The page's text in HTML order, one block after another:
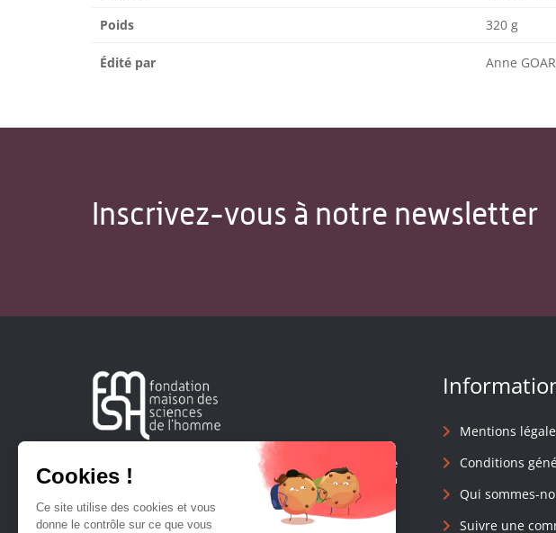
Poids 320 g
Édité par Anne
Inscrivez-vous à notre newsletter
Créée en 1963, la Fondation Maison Sciences de l'Homme
soutient la recherche et la diffusion des connaissances en
Mentions
Conditions
Qui sommes-
Suivre une